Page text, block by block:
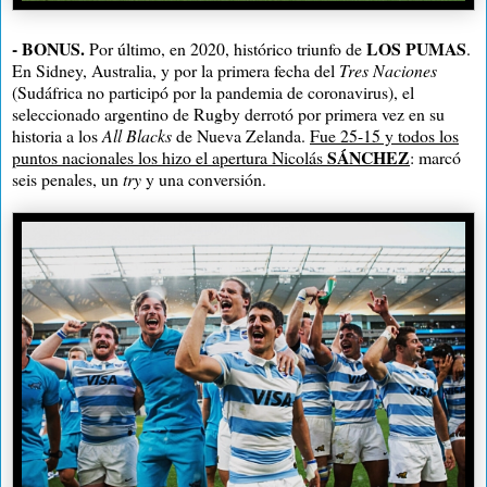
- BONUS.Por último, en 2020, histórico triunfo deLOS PUMAS.
En Sidney, Australia, y por la primera fecha del Tres Naciones
(Sudáfrica no participó por la pandemia de coronavirus), el
seleccionado argentino de Rugby derrotó por primera vez en su
historia a losAll Blacksde Nueva Zelanda. Fue 25-15 y todos los
puntos nacionales los hizo el apertura NicolásSÁNCHEZ: marcó
seis penales, untryy una conversión.